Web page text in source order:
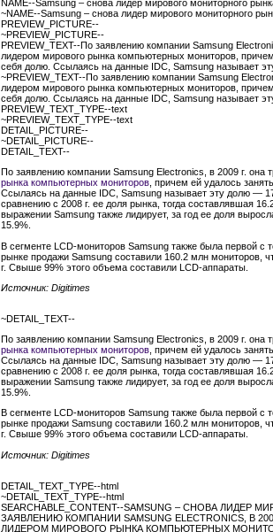
NAME--Samsung – снова лидер мирового мониторного
~NAME--Samsung – снова лидер мирового мониторного
PREVIEW_PICTURE--
~PREVIEW_PICTURE--
PREVIEW_TEXT--По заявлению компании Samsung
лидером мирового рынка компьютерных мониторов,
себя долю. Ссылаясь на данные IDC, Samsung называет
~PREVIEW_TEXT--По заявлению компании Samsung
лидером мирового рынка компьютерных мониторов,
себя долю. Ссылаясь на данные IDC, Samsung называет
PREVIEW_TEXT_TYPE--text
~PREVIEW_TEXT_TYPE--text
DETAIL_PICTURE--
~DETAIL_PICTURE--
DETAIL_TEXT--
По заявлению компании Samsung Electronics, в 2009 г. она
рынка компьютерных мониторов , причем ей удалось
Ссылаясь на данные IDC, Samsung называет эту долю —
сравнению с 2008 г. ее доля рынка, тогда составлявшая
выражении Samsung также лидирует, за год ее доля
15.9%.
В сегменте LCD-мониторов Samsung также была первой с
рынке продажи Samsung составили 160.2 млн мониторов,
г. Свыше 99% этого объема составили LCD-аппараты.
Источник: Digitimes
~DETAIL_TEXT--
По заявлению компании Samsung Electronics, в 2009 г. она
рынка компьютерных мониторов , причем ей удалось
Ссылаясь на данные IDC, Samsung называет эту долю —
сравнению с 2008 г. ее доля рынка, тогда составлявшая
выражении Samsung также лидирует, за год ее доля
15.9%.
В сегменте
LCD-мониторов Samsung также была первой с
рынке продажи Samsung составили 160.2 млн мониторов,
г. Свыше 99% этого объема составили
LCD-аппараты.
Источник: Digitimes
DETAIL_TEXT_TYPE--html
~DETAIL_TEXT_TYPE--html
SEARCHABLE_CONTENT--SAMSUNG – СНОВА
ЗАЯВЛЕНИЮ КОМПАНИИ SAMSUNG ELECTRONICS, В
ЛИДЕРОМ МИРОВОГО РЫНКА КОМПЬЮТЕРНЫХ